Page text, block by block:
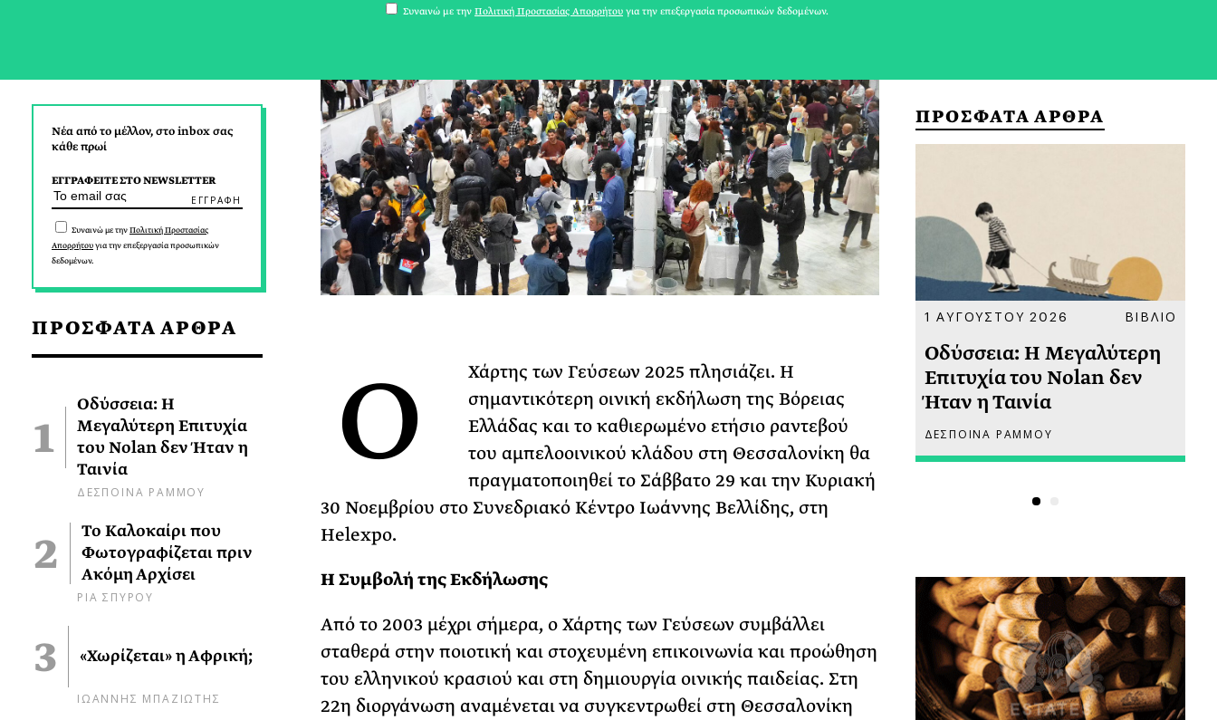
Νέα από το μέλλον, στο inbox σας
κάθε πρωί
ΕΓΓΡΑΦΕΙΤΕ ΣΤΟ NEWSLETTER
Συναινώ με τηνΠολιτική Προστασίας
Απορρήτουγια την επεξεργασία προσωπικών
δεδομένων.
ΠΡΟΣΦΑΤΑ ΑΡΘΡΑ
Οδύσσεια: Η
Μεγαλύτερη Επιτυχία
του Nolan δεν Ήταν η
Ταινία
ΔΕΣΠΟΙΝΑ ΡΑΜΜΟΥ
Το Καλοκαίρι που
Φωτογραφίζεται πριν
Ακόμη Αρχίσει
ΡΙΑ ΣΠΥΡΟΥ
«Χωρίζεται» η Αφρική;
ΙΩΑΝΝΗΣ ΜΠΑΖΙΩΤΗΣ
Ο
Χάρτης των Γεύσεων 2025 πλησιάζει. Η
σημαντικότερη οινική εκδήλωση της Βόρειας
Ελλάδας και το καθιερωμένο ετήσιο ραντεβού
του αμπελοοινικού κλάδου στη Θεσσαλονίκη θα
πραγματοποιηθεί το Σάββατο 29 και την Κυριακή
30 Νοεμβρίου στο Συνεδριακό Κέντρο Ιωάννης Βελλίδης, στη
Helexpo.
Η Συμβολή της Εκδήλωσης
Από το 2003 μέχρι σήμερα, ο Χάρτης των Γεύσεων συμβάλλει
σταθερά στην ποιοτική και στοχευμένη επικοινωνία και προώθηση
του ελληνικού κρασιού και στη δημιουργία οινικής παιδείας. Στη
22η διοργάνωση αναμένεται να συγκεντρωθεί στη Θεσσαλονίκη
ΠΡΟΣΦΑΤΑ ΑΡΘΡΑ
Φωτογραφίζεται πριν
Ακόμη Αρχίσει
ΡΙΑ ΣΠΥΡΟΥ
1 ΑΥΓΟΥΣΤΟΥ 2026 ΒΙΒΛΙΟ
Οδύσσεια: Η Μεγαλύτερη
Επιτυχία του Nolan δεν
Ήταν η Ταινία
ΔΕΣΠΟΙΝΑ ΡΑΜΜΟΥ
Συναινώ με την Πολιτική Προστασίας Απορρήτου για την επεξεργασία προσωπικών δεδομένων.